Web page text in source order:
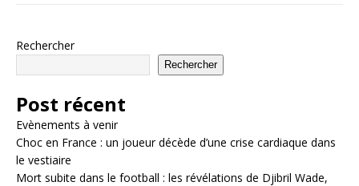
Rechercher
Rechercher
Post récent
Evènements à venir
Choc en France : un joueur décède d’une crise cardiaque dans
le vestiaire
Mort subite dans le football : les révélations de Djibril Wade,